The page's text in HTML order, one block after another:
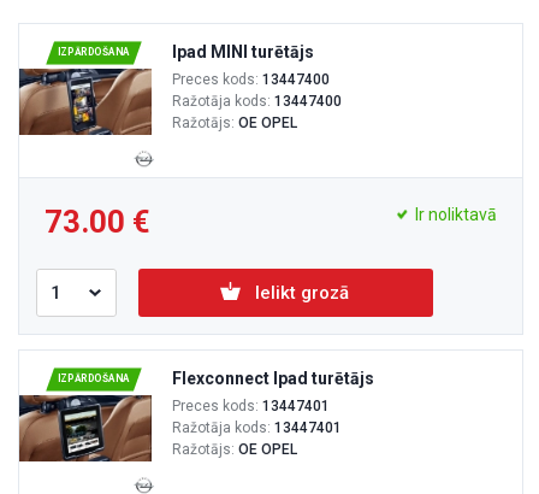
IZPĀRDOŠANA Ipad MINI turētājs
Preces kods: 13447400
Ražotāja kods: 13447400
Ražotājs: OE OPEL
73.00 Ir noliktavā
Ielikt grozā
IZPĀRDOŠANA Flexconnect Ipad turētājs
Preces kods: 13447401
Ražotāja kods: 13447401
Ražotājs: OE OPEL